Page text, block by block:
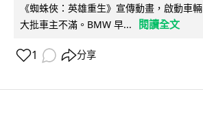
《蜘蛛俠：英雄重生》宣傳動畫，啟動車
大批車主不滿。BMW 早...
閱讀全文
1 分享